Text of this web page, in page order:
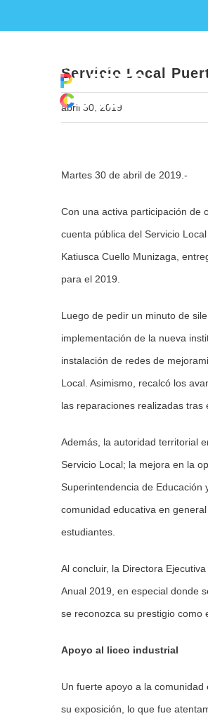
to
Servicio Local
abril 30, 2019
Larger
Martes 30 de abril de 2019.-
Con una activa participación de
cuenta pública del Servicio
Katiusca Cuello Munizaga,
para el 2019.
Luego de pedir un minuto de
implementación de la nueva
instalación de redes de
Local. Asimismo, recalcó los
las reparaciones realizadas tras
Además, la autoridad territorial
Servicio Local; la mejora en la
Superintendencia de Educación
comunidad educativa en
estudiantes.
Al concluir, la Directora
Anual 2019, en especial donde
se reconozca su prestigio como
Apoyo al liceo industrial
Un fuerte apoyo a la
su exposición, lo que fue